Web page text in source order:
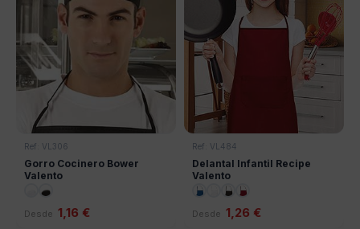
Ref: VL306
Gorro Cocinero Bower
Valento
Desde 1,16 €
Ref: VL484
Delantal Infantil Recipe
Valento
Desde 1,26 €